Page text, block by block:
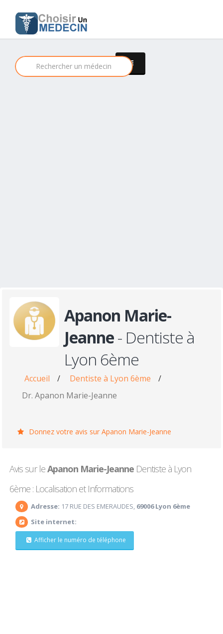
Apanon Marie-
Jeanne- Dentiste à
Lyon 6ème
Accueil / Dentiste à Lyon 6ème
/
Dr. Apanon Marie-Jeanne
Donnez votre avis sur Apanon Marie-Jeanne
Avis sur leApanon Marie-Jeanne Dentiste à Lyon
6ème : Localisation et Informations
Adresse: 17 RUE DES EMERAUDES, 69006 Lyon 6ème
Site internet:
Afficher le numéro de téléphone